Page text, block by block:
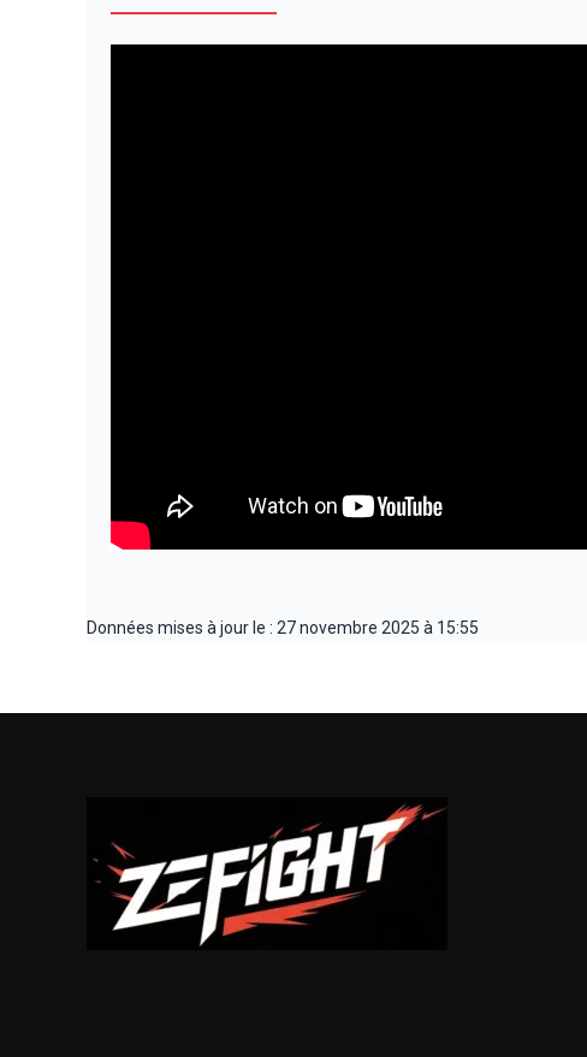
Données mises à jour le : 27 novembre 2025 à 15:55